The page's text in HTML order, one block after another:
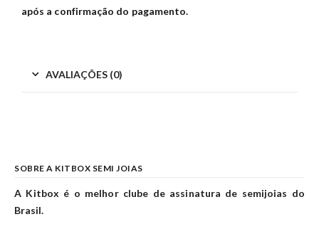
após a confirmação do pagamento.
AVALIAÇÕES (0)
SOBRE A KITBOX SEMI JOIAS
A Kitbox é o melhor clube de assinatura de semijoias do
Brasil.